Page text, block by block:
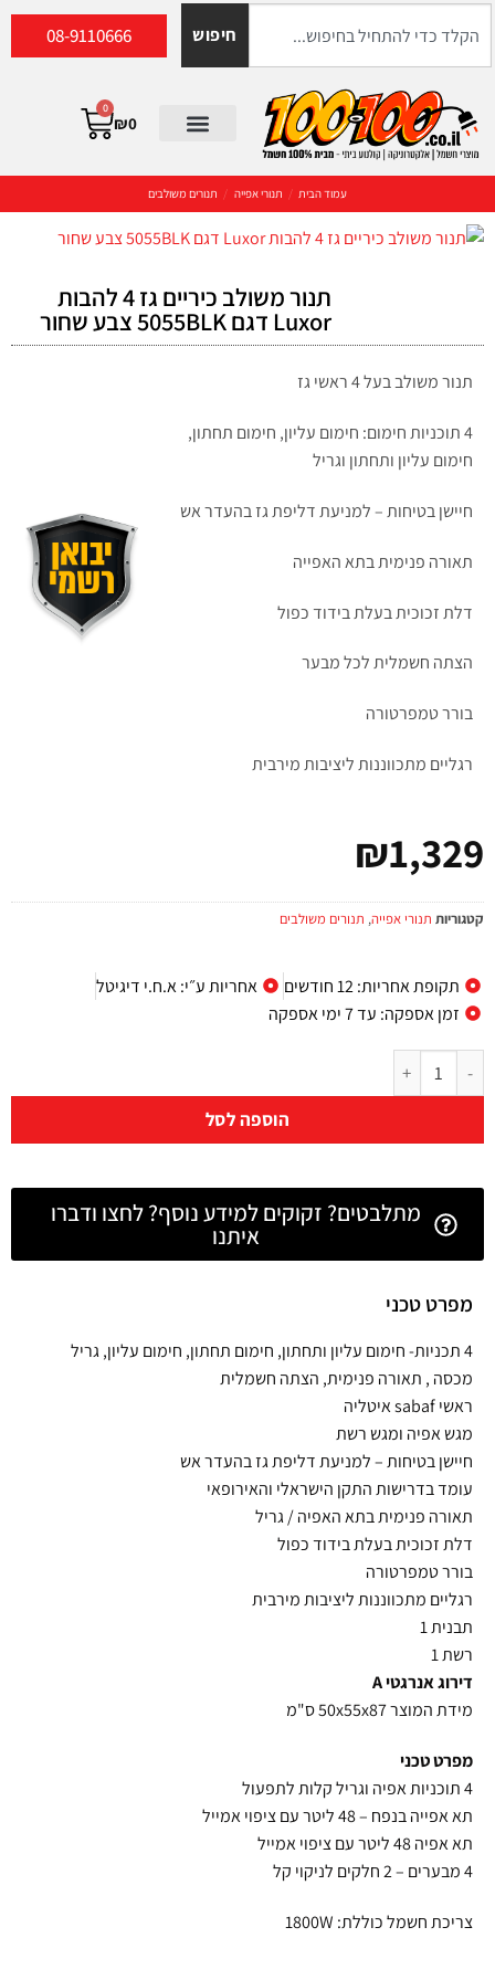
חיפוש 08-9110666
₪0
0
עמוד הבית / תנורי אפייה / תנורים משולבים
תנור משולב כיריים גז 4 להבות
Luxor דגם 5055BLK צבע שחור
תנור משולב בעל 4 ראשי גז
4 תוכניות חימום: חימום עליון, חימום תחתון,
חימום עליון ותחתון וגריל
חיישן בטיחות – למניעת דליפת גז בהעדר אש
תאורה פנימית בתא האפייה
דלת זכוכית בעלת בידוד כפול
הצתה חשמלית לכל מבער
בורר טמפרטורה
רגליים מתכווננות ליציבות מירבית
₪1,329
קטגוריות תנורי אפייה, תנורים משולבים
תקופת אחריות: 12 חודשים
אחריות ע״י: א.ח.י דיגיטל
זמן אספקה: עד 7 ימי אספקה
הוספה לסל
מתלבטים? זקוקים למידע נוסף? לחצו ודברו
איתנו
מפרט טכני
4 תכניות- חימום עליון ותחתון, חימום תחתון, חימום עליון, גריל
מכסה , תאורה פנימית, הצתה חשמלית
ראשי sabaf איטליה
מגש אפיה ומגש רשת
חיישן בטיחות – למניעת דליפת גז בהעדר אש
עומד בדרישות התקן הישראלי והאירופאי
תאורה פנימית בתא האפיה / גריל
דלת זכוכית בעלת בידוד כפול
בורר טמפרטורה
רגליים מתכווננות ליציבות מירבית
תבנית 1
רשת 1
דירוג אנרגטי A
מידת המוצר 50x55x87 ס"מ
מפרט טכני
4 תוכניות אפיה וגריל קלות לתפעול
תא אפייה בנפח – 48 ליטר עם ציפוי אמייל
תא אפיה 48 ליטר עם ציפוי אמייל
4 מבערים – 2 חלקים לניקוי קל
צריכת חשמל כוללת: 1800W